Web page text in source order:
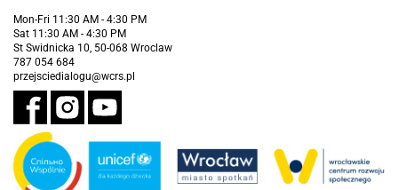
Mon-Fri 11:30 AM - 4:30 PM
Sat 11:30 AM - 4:30 PM
St Swidnicka 10, 50-068 Wroclaw
787 054 684
przejsciedialogu@wcrs.pl